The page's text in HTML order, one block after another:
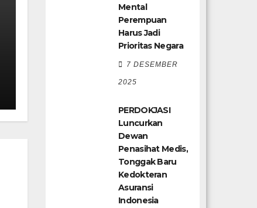
Mental
Perempuan
Harus Jadi
Prioritas Negara
7 DESEMBER
2025
PERDOKJASI
Luncurkan
Dewan
Penasihat Medis,
Tonggak Baru
Kedokteran
Asuransi
Indonesia